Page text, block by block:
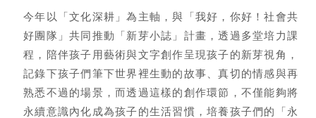
今年以「文化深耕」為主軸，與「我好，你好！社會共
好團隊」共同推動「新芽小誌」計畫，透過多堂培力課
程，陪伴孩子用藝術與文字創作呈現孩子的新芽視角，
記錄下孩子們筆下世界裡生動的故事、真切的情感與再
熟悉不過的場景，而透過這樣的創作環節，不僅能夠將
永續意識內化成為孩子的生活習慣，培養孩子們的「永